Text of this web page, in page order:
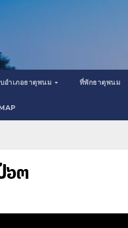
อำเภอธาตุพนม ที่พักธาตุพนม
๖๓